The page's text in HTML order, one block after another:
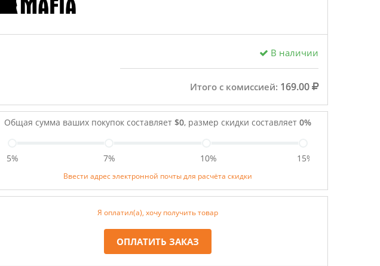
В наличии
Итого с комиссией: 169.00
Общая сумма ваших покупок составляет $0, размер скидки составляет 0%
5% 7% 10% 15%
Ввести адрес электронной почты для расчёта скидки
Я оплатил(а), хочу получить товар
ОПЛАТИТЬ ЗАКАЗ